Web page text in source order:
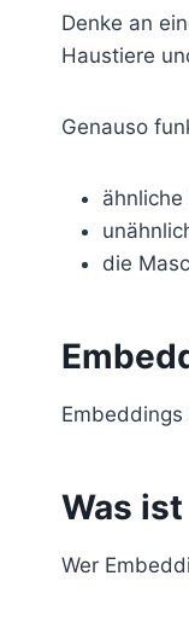
Denke an
Haustiere
Genauso
die
Was
Wer